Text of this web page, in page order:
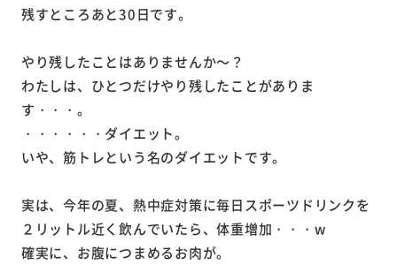
残すところあと30日です。
やり残したことはありませんか～？
わたしは、ひとつだけやり残したことがありま
す・・・。
・・・・・・ダイエット。
いや、筋トレという名のダイエットです。
実は、今年の夏、熱中症対策に毎日スポーツドリンクを
２リットル近く飲んでいたら、体重増加・・・w
確実に、お腹につまめるお肉が。